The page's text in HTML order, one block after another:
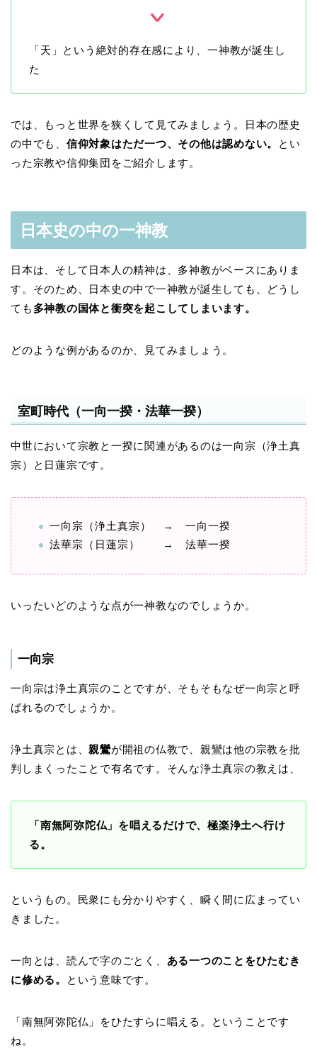
「天」という絶対的存在感により、一神教が誕生し
た
では、もっと世界を狭くして見てみましょう。日本の歴史
の中でも、 信仰対象はただ一つ、その他は認めない。
とい
った宗教や信仰集団をご紹介します。
日本史の中の一神教
日本は、そして日本人の精神は、多神教がベースにありま
す。そのため、日本史の中で一神教が誕生しても、どうし
ても 多神教の国体と衝突を起こしてしまいます。
どのような例があるのか、見てみましょう。
室町時代（一向一揆・法華一揆）
中世において宗教と一揆に関連があるのは一向宗（浄土真
宗）と日蓮宗です。
一向宗（浄土真宗） → 一向一揆
法華宗（日蓮宗） → 法華一揆
いったいどのような点が一神教なのでしょうか。
一向宗
一向宗は浄土真宗のことですが、そもそもなぜ一向宗と呼
ばれるのでしょうか。
浄土真宗とは、親鸞が開祖の仏教で、親鸞は他の宗教を批
判しまくったことで有名です。そんな浄土真宗の教えは、
「南無阿弥陀仏」を唱えるだけで、極楽浄土へ行け
る。
というもの。民衆にも分かりやすく、瞬く間に広まってい
きました。
一向とは、読んで字のごとく、 ある一つのことをひたむき
に修める。
という意味です。
「南無阿弥陀仏」をひたすらに唱える。ということです
ね。